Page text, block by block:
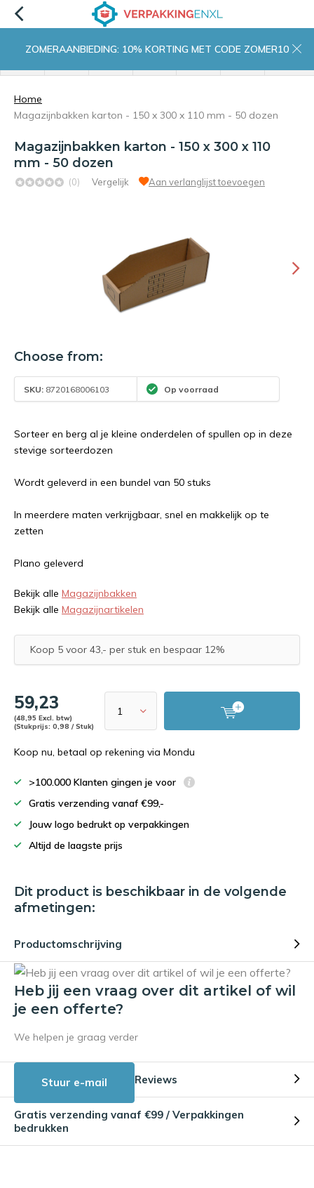
ZOMERAANBIEDING: 10% KORTING MET CODE ZOMER10
Home
Magazijnbakken karton - 150 x 300 x 110 mm - 50 dozen
Magazijnbakken karton - 150 x 300 x 110
mm - 50 dozen
(0) Vergelijk Aan verlanglijst toevoegen
Choose from:
SKU: 8720168006103 Op voorraad
Sorteer en berg al je kleine onderdelen of spullen op in deze
stevige sorteerdozen
Wordt geleverd in een bundel van 50 stuks
In meerdere maten verkrijgbaar, snel en makkelijk op te
zetten
Plano geleverd
Bekijk alle Magazijnbakken
Bekijk alle Magazijnartikelen
Koop 5 voor 43,- per stuk en bespaar 12%
59,23
(48,95 Excl. btw)
(Stukprijs: 0,98 / Stuk)
Koop nu, betaal op rekening via Mondu
>100.000 Klanten gingen je voor
Gratis verzending vanaf €99,-
Jouw logo bedrukt op verpakkingen
Altijd de laagste prijs
Dit product is beschikbaar in de volgende
afmetingen:
Productomschrijving
Heb jij een vraag over dit artikel of wil
je een offerte?
We helpen je graag verder
Stuur e-mail Reviews
Gratis verzending vanaf €99 / Verpakkingen
bedrukken